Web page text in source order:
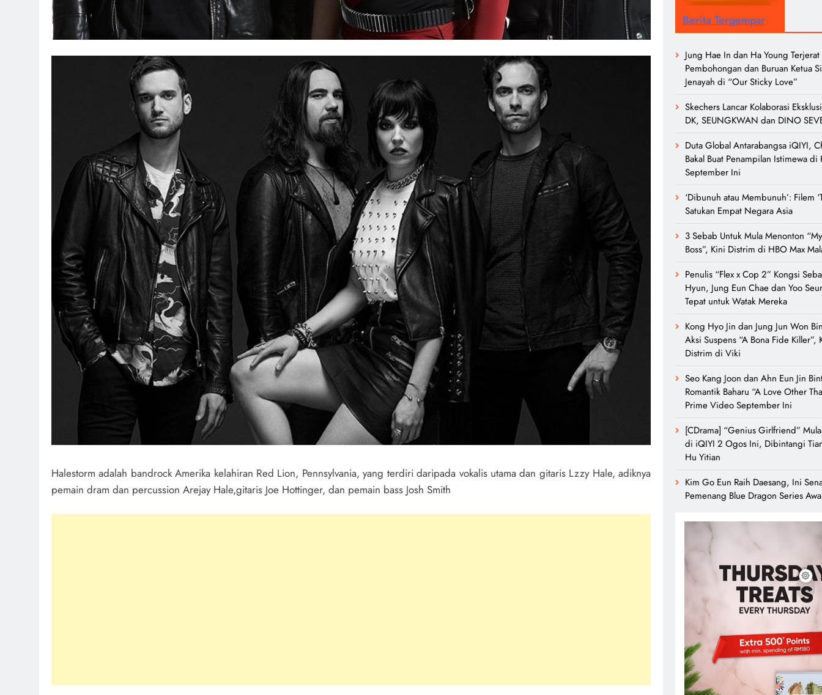
Halestorm adalah bandrock Amerika kelahiran Red Lion, Pennsylvania, yang terdiri daripada vokalis utama dan gitaris Lzzy Hale, adiknya
pemain dram dan percussion Arejay Hale,gitaris Joe Hottinger, dan pemain bass Josh Smith
Berita Tergempar
Jung Hae In dan Ha Young
Pembohongan dan Buruan Ketua
Jenayah di “Our Sticky Love”
Skechers Lancar Kolaborasi
DK, SEUNGKWAN dan DINO
Duta Global Antarabangsa iQIYI,
Bakal Buat Penampilan Istimewa di
September Ini
‘Dibunuh atau Membunuh’: Filem
Satukan Empat Negara Asia
3 Sebab Untuk Mula Menonton
Boss”, Kini Distrim di HBO Max
Penulis “Flex x Cop 2” Kongsi
Hyun, Jung Eun Chae dan Yoo
Tepat untuk Watak Mereka
Kong Hyo Jin dan Jung Jun Won
Aksi Suspens “A Bona Fide Killer”,
Distrim di Viki
Seo Kang Joon dan Ahn Eun Jin
Romantik Baharu “A Love Other
Prime Video September Ini
[CDrama] “Genius Girlfriend”
di iQIYI 2 Ogos Ini, Dibintangi
Hu Yitian
Kim Go Eun Raih Daesang, Ini
Pemenang Blue Dragon Series